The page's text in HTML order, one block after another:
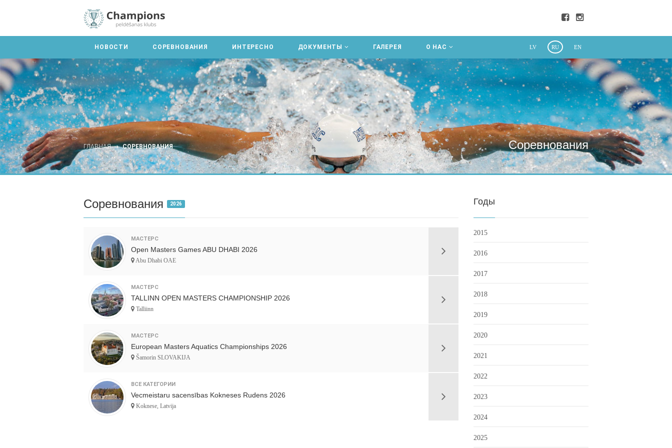
LV RU EN
НОВОСТИ СОРЕВНОВАНИЯ ИНТЕРЕСНО ДОКУМЕНТЫ ГАЛЕРЕЯ О НАС
ГЛАВНАЯ СОРЕВНОВАНИЯ Соревнования
Соревнования 2026
МАСТЕРС
Open Masters Games ABU DHABI 2026
Abu Dhabi OAE
МАСТЕРС
TALLINN OPEN MASTERS CHAMPIONSHIP 2026
Talliinn
МАСТЕРС
European Masters Aquatics Championships 2026
Šamorin SLOVAKIJA
ВСЕ КАТЕГОРИИ
Vecmeistaru sacensības Kokneses Rudens 2026
Koknese, Latvija
Годы
2015
2016
2017
2018
2019
2020
2021
2022
2023
2024
2025